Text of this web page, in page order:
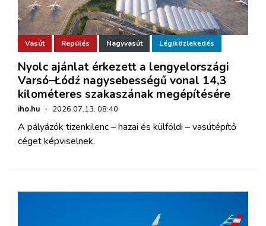
Vasút Repülés Nagyvasút Légiközlekedés
Nyolc ajánlat érkezett a lengyelországi
Varsó–Łódź nagysebességű vonal 14,3
kilométeres szakaszának megépítésére
iho.hu · 2026.07.13. 08:40
A pályázók tizenkilenc – hazai és külföldi – vasútépítő
céget képviselnek.